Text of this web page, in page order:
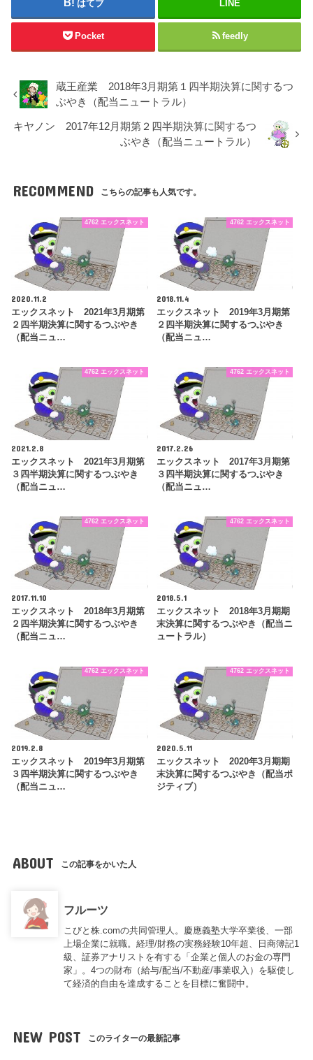
はてブ LINE
Pocket feedly
蔵王産業 2018年3月期第１四半期決算に関するつ
ぶやき（配当ニュートラル）
キヤノン 2017年12月期第２四半期決算に関するつ
ぶやき（配当ニュートラル）
RECOMMEND こちらの記事も人気です。
4762 エックスネット
2020.11.2
エックスネット 2021年3月期第
２四半期決算に関するつぶやき
（配当ニュ…
4762 エックスネット
2018.11.4
エックスネット 2019年3月期第
２四半期決算に関するつぶやき
（配当ニュ…
4762 エックスネット
2021.2.8
エックスネット 2021年3月期第
３四半期決算に関するつぶやき
（配当ニュ…
4762 エックスネット
2017.2.26
エックスネット 2017年3月期第
３四半期決算に関するつぶやき
（配当ニュ…
4762 エックスネット
2017.11.10
エックスネット 2018年3月期第
２四半期決算に関するつぶやき
（配当ニュ…
4762 エックスネット
2018.5.1
エックスネット 2018年3月期期
末決算に関するつぶやき（配当ニ
ュートラル）
4762 エックスネット
2019.2.8
エックスネット 2019年3月期第
３四半期決算に関するつぶやき
（配当ニュ…
4762 エックスネット
2020.5.11
エックスネット 2020年3月期期
末決算に関するつぶやき（配当ポ
ジティブ）
ABOUT この記事をかいた人
フルーツ
こびと株.comの共同管理人。慶應義塾大学卒業後、一部
上場企業に就職。経理/財務の実務経験10年超、日商簿記1
級、証券アナリストを有する「企業と個人のお金の専門
家」。4つの財布（給与/配当/不動産/事業収入）を駆使し
て経済的自由を達成することを目標に奮闘中。
NEW POST このライターの最新記事